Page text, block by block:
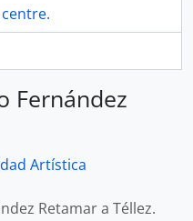
Fernández
Artística
Retamar a Téllez.